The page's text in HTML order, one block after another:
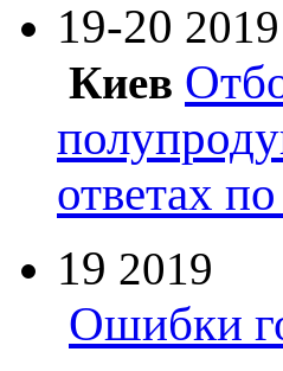
19-20 2019
Киев
ответах
19 2019
Ошибки